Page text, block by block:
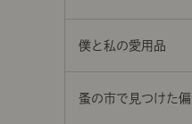
僕と私の愛用品
蚤の市で見つけた